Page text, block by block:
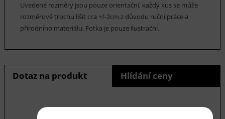
Uvedené rozměry jsou pouze orientační, každý kus se může
rozměrově trochu lišit cca +/-2cm z důvodu ruční práce a
přírodního materiálu. Fotka je pouze ilustrační.
Dotaz na produkt Hlídání ceny